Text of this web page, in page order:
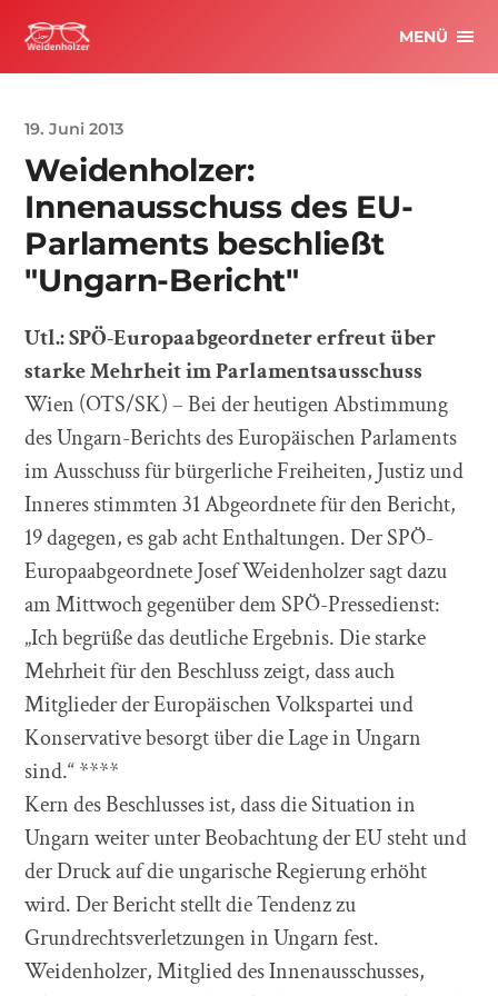
MENÜ
19. Juni 2013
Weidenholzer:
Innenausschuss des EU-
Parlaments beschließt
"Ungarn-Bericht"
Utl.: SPÖ-Europaabgeordneter erfreut über
starke Mehrheit im Parlamentsausschuss
Wien (OTS/SK) – Bei der heutigen Abstimmung
des Ungarn-Berichts des Europäischen Parlaments
im Ausschuss für bürgerliche Freiheiten, Justiz und
Inneres stimmten 31 Abgeordnete für den Bericht,
19 dagegen, es gab acht Enthaltungen. Der SPÖ-
Europaabgeordnete Josef Weidenholzer sagt dazu
am Mittwoch gegenüber dem SPÖ-Pressedienst:
„Ich begrüße das deutliche Ergebnis. Die starke
Mehrheit für den Beschluss zeigt, dass auch
Mitglieder der Europäischen Volkspartei und
Konservative besorgt über die Lage in Ungarn
sind.“ ****
Kern des Beschlusses ist, dass die Situation in
Ungarn weiter unter Beobachtung der EU steht und
der Druck auf die ungarische Regierung erhöht
wird. Der Bericht stellt die Tendenz zu
Grundrechtsverletzungen in Ungarn fest.
Weidenholzer, Mitglied des Innenausschusses,